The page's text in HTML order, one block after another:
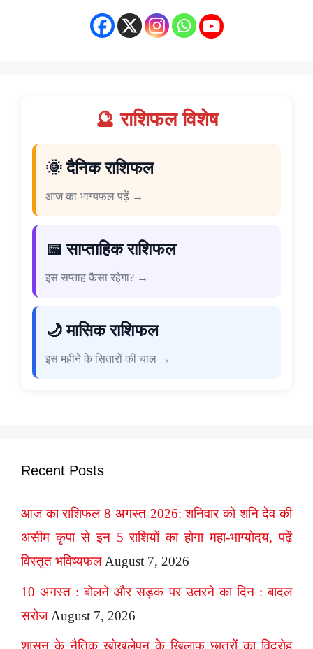
🔮 राशिफल विशेष
🌞 दैनिक राशिफल
आज का भाग्यफल पढ़ें →
📅 साप्ताहिक राशिफल
इस सप्ताह कैसा रहेगा? →
🌙 मासिक राशिफल
इस महीने के सितारों की चाल →
Recent Posts
आज का राशिफल 8 अगस्त 2026: शनिवार को शनि देव की
असीम कृपा से इन 5 राशियों का होगा महा-भाग्योदय, पढ़ें
विस्तृत भविष्यफल August 7, 2026
10 अगस्त : बोलने और सड़क पर उतरने का दिन : बादल
सरोज August 7, 2026